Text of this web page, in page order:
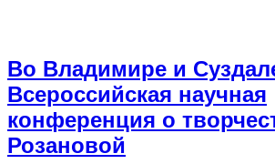
Во Владимире и
Всероссийская научная
конференция о
Розановой